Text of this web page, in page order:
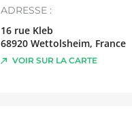
ADRESSE :
16 rue Kleb
68920 Wettolsheim, France
VOIR SUR LA CARTE